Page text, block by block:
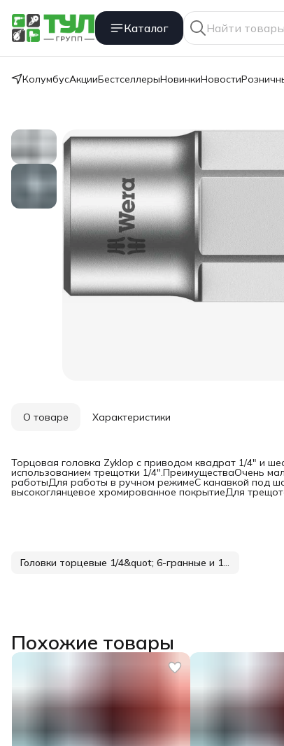
Каталог
КолумбусАкцииБестселлерыНовинкиНовости
О товаре Характеристики
Торцовая головка Zyklop с приводом квадрат 1/4" и
использованием трещотки 1/4".ПреимуществаОчень
работыДля работы в ручном режимеС канавкой под
высокоглянцевое хромированное покрытиеДля
Головки торцевые 1/4&quot; 6-гранные и 12-гранные
Похожие товары